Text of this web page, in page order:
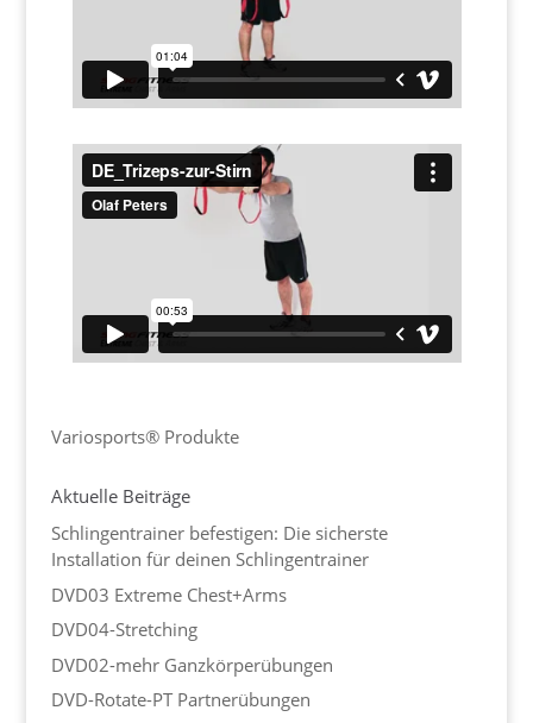
Variosports® Produkte
Aktuelle Beiträge
Schlingentrainer befestigen: Die sicherste
Installation für deinen Schlingentrainer
DVD03 Extreme Chest+Arms
DVD04-Stretching
DVD02-mehr Ganzkörperübungen
DVD-Rotate-PT Partnerübungen